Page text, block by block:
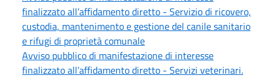
finalizzato all’affidamento diretto - Servizio di ricovero,
custodia, mantenimento e gestione del canile sanitario
e rifugi di proprietà comunale
Avviso pubblico di manifestazione di interesse
finalizzato all’affidamento diretto - Servizi veterinari.